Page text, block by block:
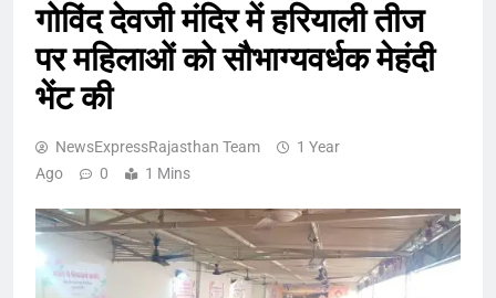
गोविंद देवजी मंदिर में हरियाली तीज
पर महिलाओं को सौभाग्यवर्धक मेहंदी
भेंट की
NewsExpressRajasthan Team
1 Year
Ago
0 1 Mins